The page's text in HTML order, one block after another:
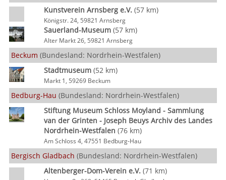
Kunstverein Arnsberg e.V.(57 km)
Königstr. 24, 59821 Arnsberg
Sauerland-Museum(57 km)
Alter Markt 26, 59821 Arnsberg
Beckum (Bundesland: Nordrhein-Westfalen)
Stadtmuseum(52 km)
Markt 1, 59269 Beckum
Bedburg-Hau (Bundesland: Nordrhein-Westfalen)
Stiftung Museum Schloss Moyland - Sammlung
van der Grinten - Joseph Beuys Archiv des Landes
Nordrhein-Westfalen (76 km)
Am Schloss 4, 47551 Bedburg-Hau
Bergisch Gladbach (Bundesland: Nordrhein-Westfalen)
Altenberger-Dom-Verein e.V.(71 km)